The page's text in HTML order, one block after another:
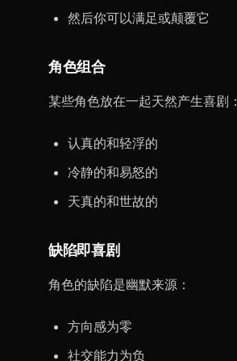
然后你可以满足或颠覆它
角色组合
某些角色放在一起天然产生喜剧：
认真的和轻浮的
冷静的和易怒的
天真的和世故的
缺陷即喜剧
角色的缺陷是幽默来源：
方向感为零
社交能力为负